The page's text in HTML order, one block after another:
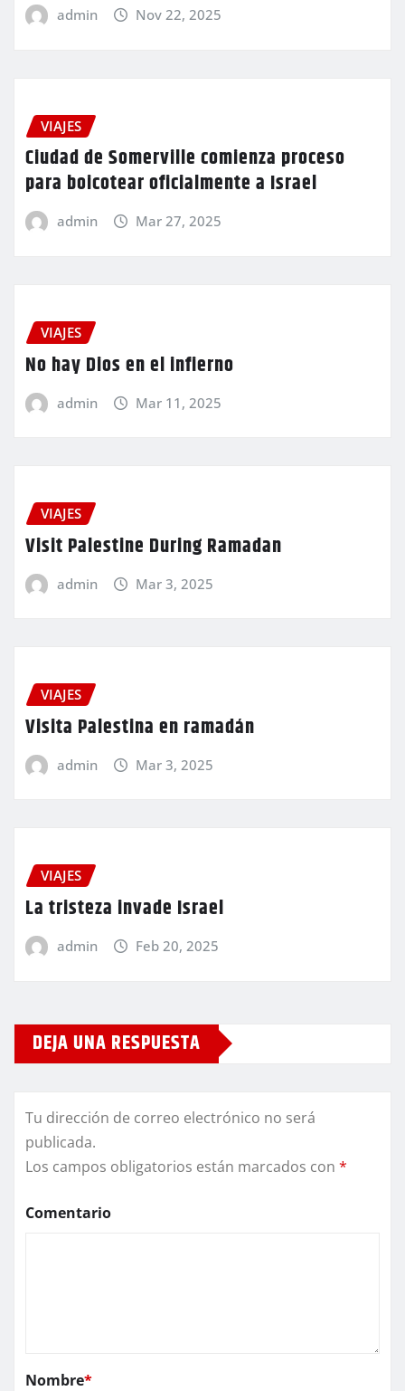
admin Nov 22, 2025
VIAJES
Ciudad de Somerville comienza proceso
para boicotear oficialmente a Israel
admin Mar 27, 2025
VIAJES
No hay Dios en el infierno
admin Mar 11, 2025
VIAJES
Visit Palestine During Ramadan
admin Mar 3, 2025
VIAJES
Visita Palestina en ramadán
admin Mar 3, 2025
VIAJES
La tristeza invade Israel
admin Feb 20, 2025
DEJA UNA RESPUESTA
Tu dirección de correo electrónico no será
publicada.
Los campos obligatorios están marcados con *
Comentario
Nombre*